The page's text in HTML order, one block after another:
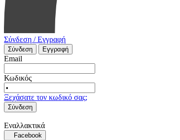
Σύνδεση / Εγγραφή
Σύνδεση Εγγραφή
Email
Κωδικός
Ξεχάσατε τον κωδικό σας;
Σύνδεση
Εναλλακτικά
Facebook